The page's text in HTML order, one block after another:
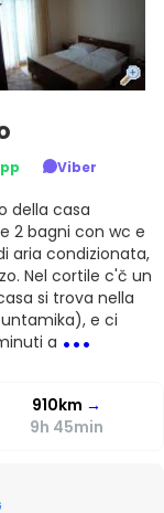
Viber
della casa
2 bagni con wc e
aria condizionata,
Nel cortile c'č un
si trova nella
e ci
a ...
910km →
9h 45min